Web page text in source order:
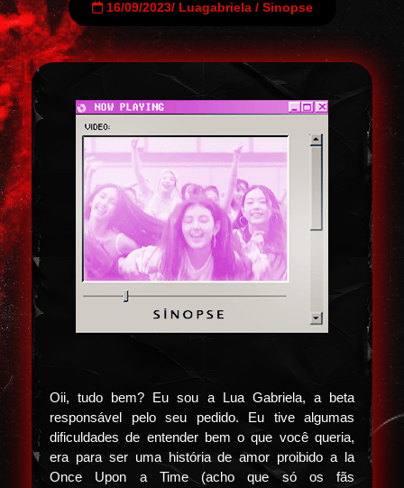
16/09/2023/ Luagabriela/ Sinopse
Oii, tudo bem? Eu sou a Lua Gabriela, a beta
responsável pelo seu pedido. Eu tive algumas
dificuldades de entender bem o que você queria,
era para ser uma história de amor proibido a la
Once Upon a Time (acho que só os fãs